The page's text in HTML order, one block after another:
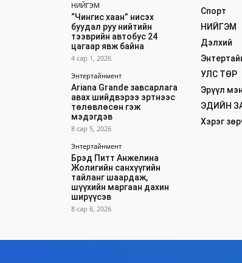
НИЙГЭМ
“Чингис хаан” нисэх
буудал руу нийтийн
тээврийн автобус 24
цагаар явж байна
4 сар 1, 2026
Энтертайнмент
Ariana Grande завсарлага
авах шийдвэрээ эртнээс
төлөвлөсөн гэж
мэдэгдэв
8 сар 5, 2026
Энтертайнмент
Брэд Питт Анжелина
Жолигийн санхүүгийн
тайланг шаардаж,
шүүхийн маргаан дахин
ширүүсэв
8 сар 6, 2026
Спорт
НИЙГЭМ
Дэлхий
УЛС ТӨР
Эрүүл
ЭДИЙН
Хэрэг